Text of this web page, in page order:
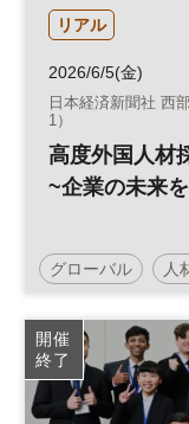
リアル
2026/6/5(金)
日本経済新聞社 西
1）
高度外国人材
~企業の未来
グローバル 人
開催
終了